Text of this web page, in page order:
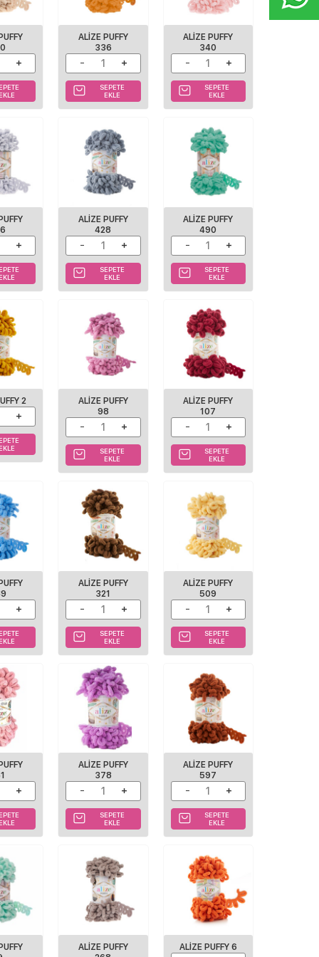
EKLE
ALIZE PUFFY
336
SEPETE
EKLE
ALIZE PUFFY
340
SEPETE
EKLE
EKLE
ALIZE PUFFY
428
SEPETE
EKLE
ALIZE PUFFY
490
SEPETE
EKLE
2
EKLE
ALIZE PUFFY
98
SEPETE
EKLE
ALIZE PUFFY
107
SEPETE
EKLE
EKLE
ALIZE PUFFY
321
SEPETE
EKLE
ALIZE PUFFY
509
SEPETE
EKLE
EKLE
ALIZE PUFFY
378
SEPETE
EKLE
ALIZE PUFFY
597
SEPETE
EKLE
ALIZE PUFFY
ALIZE PUFFY 6